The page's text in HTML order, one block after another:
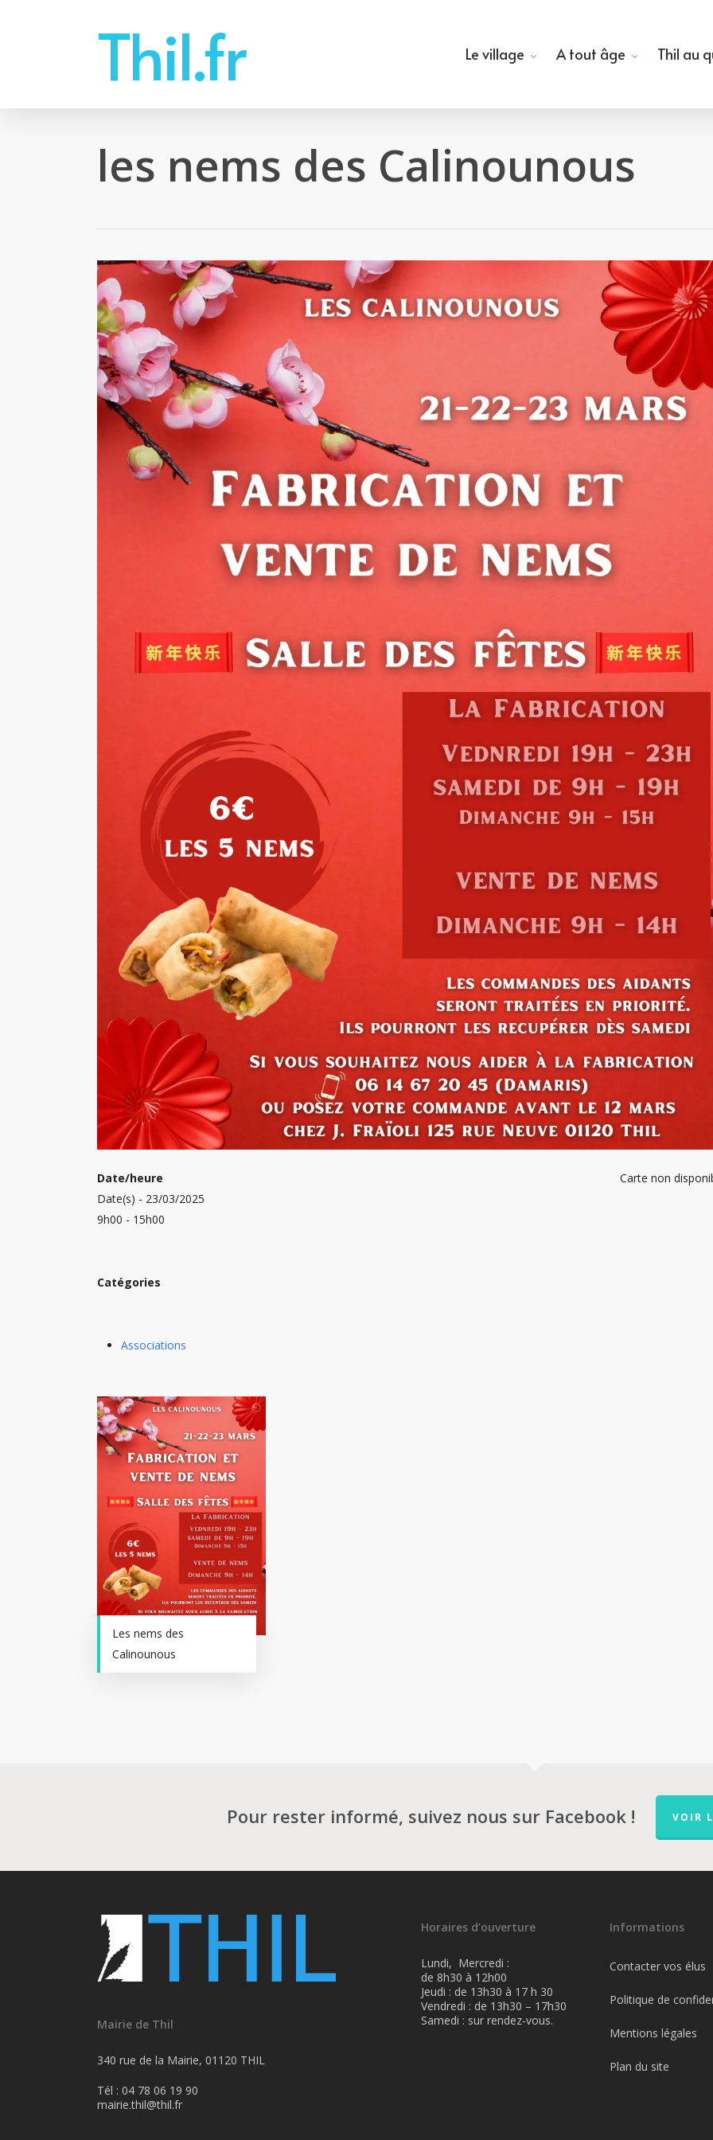
Thil.fr Le village A tout âge Thil au
les nems des Calinounous
Carte non
Date/heure
Date(s) - 23/03/2025
9h00 - 15h00
Catégories
Associations
Les nems des
Calinounous
Pour rester informé, suivez nous sur Facebook ! VOIR
Mairie de Thil
340 rue de la Mairie, 01120 THIL
Tél : 04 78 06 19 90
mairie.thil@thil.fr
Horaires d’ouverture
Lundi, Mercredi :
de 8h30 à 12h00
Jeudi : de 13h30 à 17 h 30
Vendredi : de 13h30 – 17h30
Samedi : sur rendez-vous.
Informations
Contacter vos élus
Politique de
Mentions légales
Plan du site